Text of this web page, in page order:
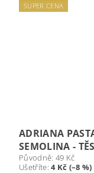
SUPER CENA
ADRIANA
SEMOLINA -
Původně: 49 Kč
Ušetříte:4 Kč (–8 %)